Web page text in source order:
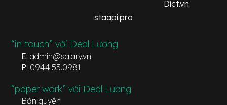
Dict.vn
staapi.pro
“in touch” với Deal Lương
E: admin@salary.vn
P: 0944.55.0981
“paper work” với Deal Lương
Bản quyền